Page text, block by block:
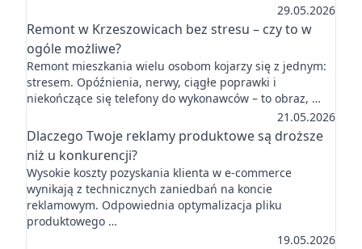
29.05.2026
Remont w Krzeszowicach bez stresu – czy to w
ogóle możliwe?
Remont mieszkania wielu osobom kojarzy się z jednym:
stresem. Opóźnienia, nerwy, ciągłe poprawki i
niekończące się telefony do wykonawców – to obraz, …
21.05.2026
Dlaczego Twoje reklamy produktowe są droższe
niż u konkurencji?
Wysokie koszty pozyskania klienta w e-commerce
wynikają z technicznych zaniedbań na koncie
reklamowym. Odpowiednia optymalizacja pliku
produktowego …
19.05.2026